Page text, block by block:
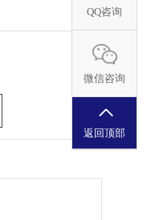
QQ咨询
微信咨询
返回顶部